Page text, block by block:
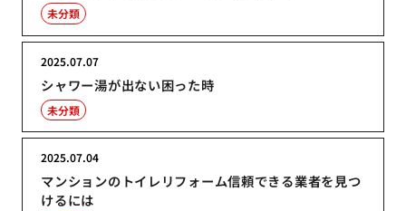
未分類
シャワー湯が出ない困った時
2025.07.07
未分類
マンションのトイレリフォーム信頼できる業者を見つ
けるには
2025.07.04